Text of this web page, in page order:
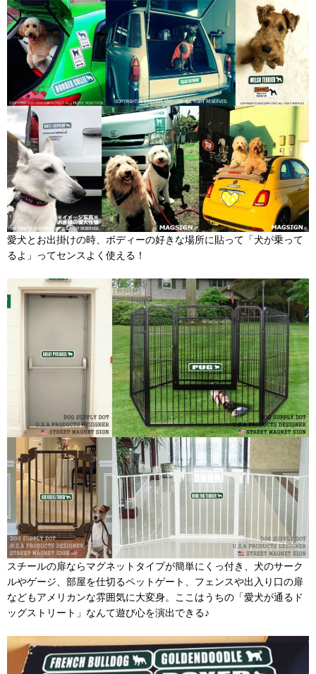
愛犬とお出掛けの時、ボディーの好きな場所に貼って「犬が乗って
るよ」ってセンスよく使える！
スチールの扉ならマグネットタイプが簡単にくっ付き、犬のサーク
ルやゲージ、部屋を仕切るペットゲート、フェンスや出入り口の扉
などもアメリカンな雰囲気に大変身。ここはうちの「愛犬が通るド
ッグストリート」なんて遊び心を演出できる♪